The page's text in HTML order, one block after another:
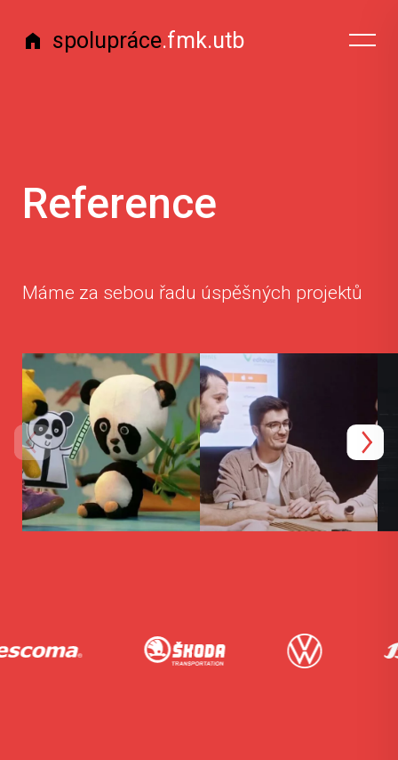
home spolupráce.fmk.utb
Reference
Máme za sebou řadu úspěšných projektů